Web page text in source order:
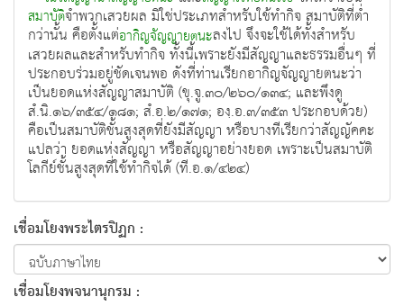
สมาบัติจำพวกเสวยผล มิใช่ประเภทสำหรับใช้ทำกิจ สมาบัติที่ต่ำ
กว่านั้น คือตั้งแต่อากิญจัญญายตนะลงไป จึงจะใช้ได้ทั้งสำหรับ
เสวยผลและสำหรับทำกิจ ทั้งนี้เพราะยังมีสัญญาและธรรมอื่นๆ ที่
ประกอบร่วมอยู่ชัดเจนพอ ดังที่ท่านเรียกอากิญจัญญายตนะว่า
เป็นยอดแห่งสัญญาสมาบัติ (ขุ.จู.๓๐/๒๖๐/๑๓๔; และพึงดู
สํ.นิ.๑๖/๓๕๔/๑๘๑; สํ.อ.๒/๑๗๑; องฺ.อ.๓/๓๕๓ ประกอบด้วย)
คือเป็นสมาบัติชั้นสูงสุดที่ยังมีสัญญา หรือบางทีเรียกว่าสัญญัคคะ
แปลว่า ยอดแห่งสัญญา หรือสัญญาอย่างยอด เพราะเป็นสมาบัติ
โลกีย์ชั้นสูงสุดที่ใช้ทำกิจได้ (ที.อ.๑/๔๒๔)
เชื่อมโยงพระไตรปิฏก :
เชื่อมโยงพจนานุกรม :